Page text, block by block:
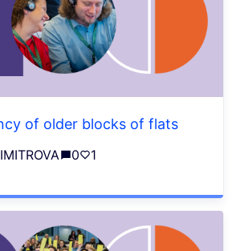
of older blocks of flats
0 1